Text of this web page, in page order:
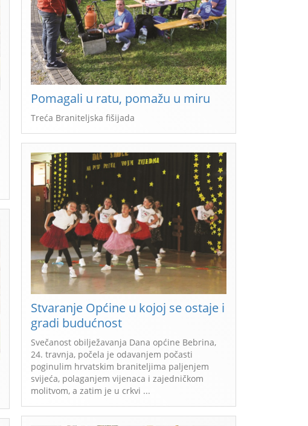
Pomagali u ratu, pomažu u miru
Treća Braniteljska fišijada
Stvaranje Općine u kojoj se ostaje i
gradi budućnost
Svečanost obilježavanja Dana općine Bebrina,
24. travnja, počela je odavanjem počasti
poginulim hrvatskim braniteljima paljenjem
svijeća, polaganjem vijenaca i zajedničkom
molitvom, a zatim je u crkvi ...